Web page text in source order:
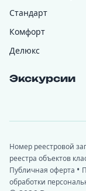
Стандарт
Комфорт
Делюкс
Экскурсии
Номер реестровой
реестра объектов
Публичная оферта •
обработки